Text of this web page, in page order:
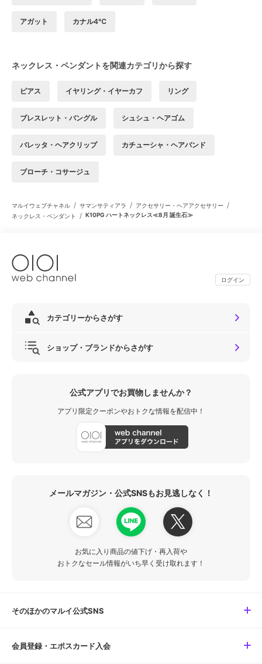
アガット カナル4℃
ネックレス・ペンダントを関連カテゴリから探す
ピアス イヤリング・イヤーカフ リング
ブレスレット・バングル シュシュ・ヘアゴム
バレッタ・ヘアクリップ カチューシャ・ヘアバンド
ブローチ・コサージュ
マルイウェブチャネル / サマンサティアラ / アクセサリー・ヘアアクセサリー /
ネックレス・ペンダント / K10PG ハートネックレス≪8月 誕生石≫
ログイン
カテゴリーからさがす
ショップ・ブランドからさがす
公式アプリでお買物しませんか？
アプリ限定クーポンやおトクな情報を配信中！
メールマガジン・公式SNSもお見逃しなく！
お気に入り商品の値下げ・再入荷や
おトクなセール情報がいち早く受け取れます！
そのほかのマルイ公式SNS
会員登録・エポスカード入会